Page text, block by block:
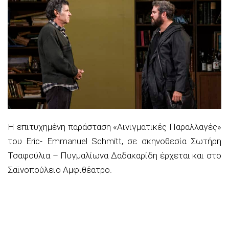
Η επιτυχημένη παράσταση «Αινιγματικές Παραλλαγές»
του Eric- Emmanuel Schmitt, σε σκηνοθεσία Σωτήρη
Τσαφούλια – Πυγμαλίωνα Δαδακαρίδη έρχεται και στο
Σαϊνοπούλειο Αμφιθέατρο.